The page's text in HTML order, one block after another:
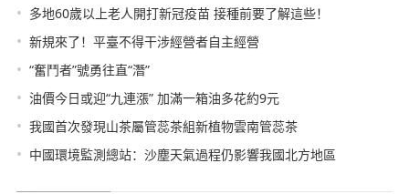
• 多地60歲以上老人開打新冠疫苗 接種前要了解這些！
• 新規來了！平臺不得干涉經營者自主經營
• “奮鬥者”號勇往直“潛”
• 油價今日或迎“九連漲” 加滿一箱油多花約9元
• 我國首次發現山茶屬管蕊茶組新植物雲南管蕊茶
• 中國環境監測總站：沙塵天氣過程仍影響我國北方地區